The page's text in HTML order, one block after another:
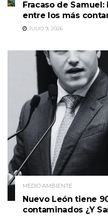
Fracaso de
entre los más
JULIO 9, 2026
MEDIO AMBIENTE
Nuevo León tiene
contaminados ¿Y